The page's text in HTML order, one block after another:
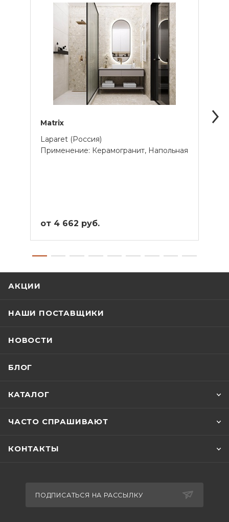
Matrix
Laparet (Россия)
Применение: Керамогранит, Напольная
от 4 662 руб.
АКЦИИ
НАШИ ПОСТАВЩИКИ
НОВОСТИ
БЛОГ
КАТАЛОГ
ЧАСТО СПРАШИВАЮТ
КОНТАКТЫ
ПОДПИСАТЬСЯ НА РАССЫЛКУ